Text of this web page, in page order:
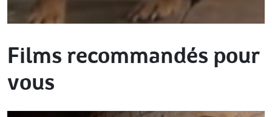
Films recommandés pour
vous